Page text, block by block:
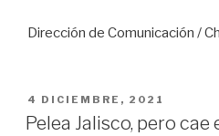
Dirección de Comunicación /
PUBLICADO
EN
4 DICIEMBRE, 2021
Pelea Jalisco, pero